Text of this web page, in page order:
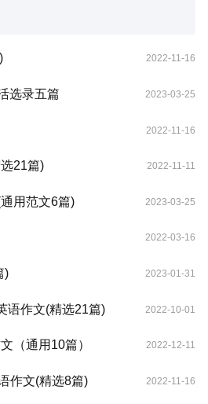
2022-11-16
选录五篇 2023-03-25
2022-11-16
21篇) 2022-11-11
用范文6篇) 2023-03-25
2022-03-16
) 2023-01-31
语作文(精选21篇) 2022-10-01
（通用10篇） 2022-12-11
作文(精选8篇) 2022-11-16